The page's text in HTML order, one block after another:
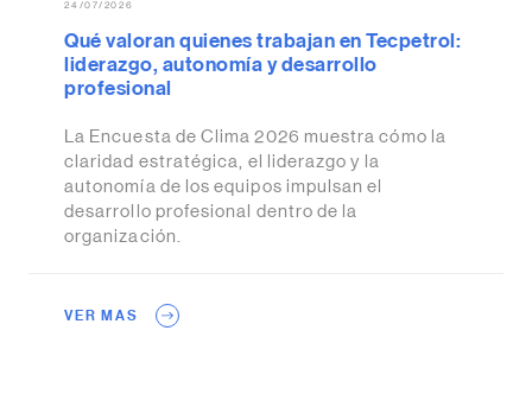
24/07/2026
Qué valoran quienes trabajan en Tecpetrol:
liderazgo, autonomía y desarrollo
profesional
La Encuesta de Clima 2026 muestra cómo la
claridad estratégica, el liderazgo y la
autonomía de los equipos impulsan el
desarrollo profesional dentro de la
organización.
VER MAS